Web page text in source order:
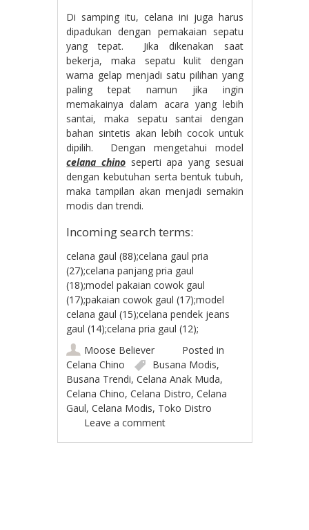
Di samping itu, celana ini juga harus
dipadukan dengan pemakaian sepatu
yang tepat. Jika dikenakan saat
bekerja, maka sepatu kulit dengan
warna gelap menjadi satu pilihan yang
paling tepat namun jika ingin
memakainya dalam acara yang lebih
santai, maka sepatu santai dengan
bahan sintetis akan lebih cocok untuk
dipilih. Dengan mengetahui model
celana chino seperti apa yang sesuai
dengan kebutuhan serta bentuk tubuh,
maka tampilan akan menjadi semakin
modis dan trendi.
Incoming search terms:
celana gaul (88);celana gaul pria
(27);celana panjang pria gaul
(18);model pakaian cowok gaul
(17);pakaian cowok gaul (17);model
celana gaul (15);celana pendek jeans
gaul (14);celana pria gaul (12);
Moose Believer
Posted in
Celana Chino
Busana Modis,
Busana Trendi,Celana Anak Muda,
Celana Chino,Celana Distro,Celana
Gaul,Celana Modis, Toko Distro
Leave a comment